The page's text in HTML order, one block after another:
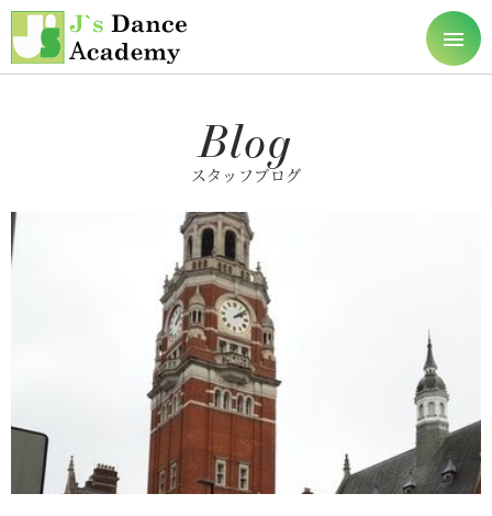
toggle
東京の社交ダンス教
Blog
スタッフブログ